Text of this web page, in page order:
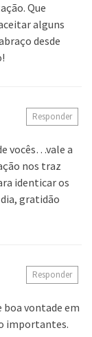
Que
alguns
desde
vocês…vale a
nos traz
identicar os
gratidão
Responder
boa vontade em
importantes.
Responder